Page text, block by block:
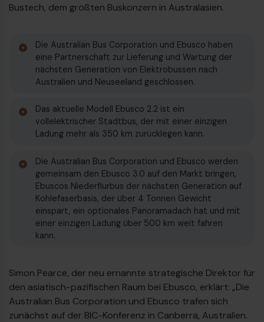
Bustech, dem größten Buskonzern in Australasien.
Die Australian Bus Corporation und Ebusco haben
eine Partnerschaft zur Lieferung und Wartung der
nächsten Generation von Elektrobussen nach
Australien und Neuseeland geschlossen.
Das aktuelle Modell Ebusco 2.2 ist ein
vollelektrischer Stadtbus, der mit einer einzigen
Ladung mehr als 350 km zurücklegen kann.
Die Australian Bus Corporation und Ebusco werden
gemeinsam den Ebusco 3.0 auf den Markt bringen,
Ebuscos Niederflurbus der nächsten Generation auf
Kohlefaserbasis, der über 4 Tonnen Gewicht
einspart, ein optionales Panoramadach hat und mit
einer einzigen Ladung über 500 km weit fahren
kann.
Simon Pearce, der neu ernannte strategische Direktor für
den asiatisch-pazifischen Raum bei Ebusco, erklärt: „Die
Australian Bus Corporation und Ebusco trafen sich
zunächst auf der BIC-Konferenz in Canberra, Australien.
€
€